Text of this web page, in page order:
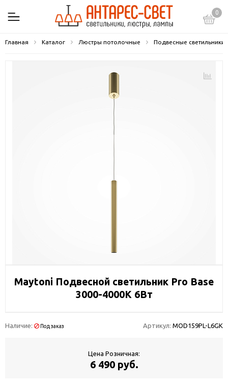
0
Главная Каталог Люстры потолочные Подвесные светильники
Maytoni Подвесной светильник Pro Base
3000-4000К 6Вт
Наличие: Под заказ Артикул: MOD159PL-L6GK
Цена Розничная:
6 490 руб.